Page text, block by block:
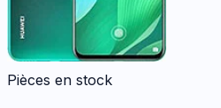
Pièces en stock